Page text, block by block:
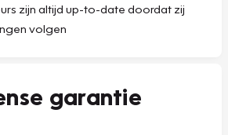
zijn altijd up-to-date doordat zij
volgen
garantie